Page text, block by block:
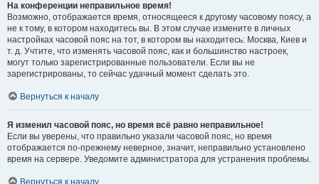
На конференции неправильное время!
Возможно, отображается время, относящееся к другому часовому поясу, а
не к тому, в котором находитесь вы. В этом случае измените в личных
настройках часовой пояс на тот, в котором вы находитесь: Москва, Киев и
т. д. Учтите, что изменять часовой пояс, как и большинство настроек,
могут только зарегистрированные пользователи. Если вы не
зарегистрированы, то сейчас удачный момент сделать это.
Вернуться к началу
Я изменил часовой пояс, но время всё равно неправильное!
Если вы уверены, что правильно указали часовой пояс, но время
отображается по-прежнему неверное, значит, неправильно установлено
время на сервере. Уведомите администратора для устранения проблемы.